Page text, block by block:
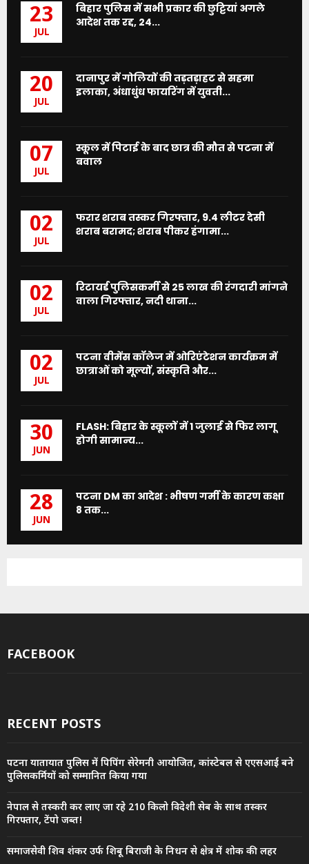
23
JUL
बिहार पुलिस में सभी प्रकार की छुट्टियां अगले
आदेश तक रद्द, 24...
20
JUL
दानापुर में गोलियों की तड़तड़ाहट से सहमा
इलाका, अंधाधुंध फायरिंग में युवती...
07
JUL
स्कूल में पिटाई के बाद छात्र की मौत से पटना में
बवाल
02
JUL
फरार शराब तस्कर गिरफ्तार, 9.4 लीटर देसी
शराब बरामद; शराब पीकर हंगामा...
02
JUL
रिटायर्ड पुलिसकर्मी से 25 लाख की रंगदारी मांगने
वाला गिरफ्तार, नदी थाना...
02
JUL
पटना वीमेंस कॉलेज में ओरिएंटेशन कार्यक्रम में
छात्राओं को मूल्यों, संस्कृति और...
30
JUN
FLASH: बिहार के स्कूलों में 1 जुलाई से फिर लागू
होगी सामान्य...
28
JUN
पटना DM का आदेश : भीषण गर्मी के कारण कक्षा
8 तक...
FACEBOOK
RECENT POSTS
पटना यातायात पुलिस में पिपिंग सेरेमनी आयोजित, कांस्टेबल से एएसआई बने
पुलिसकर्मियों को सम्मानित किया गया
नेपाल से तस्करी कर लाए जा रहे 210 किलो विदेशी सेब के साथ तस्कर
गिरफ्तार, टेंपो जब्त!
समाजसेवी शिव शंकर उर्फ शिबू बिराजी के निधन से क्षेत्र में शोक की लहर